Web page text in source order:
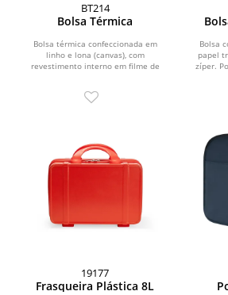
BT214
Bolsa Térmica
Bolsa térmica confeccionada em
linho e lona (canvas), com
revestimento interno em filme de
Bolsa
papel
zíper.
19177
Frasqueira Plástica 8L